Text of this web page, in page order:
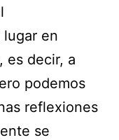
en
es decir, a
podemos
reflexiones
se